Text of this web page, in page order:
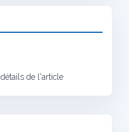
de l'article